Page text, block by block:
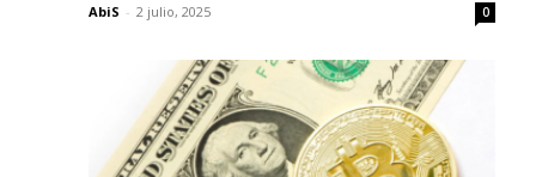
AbiS - 2 julio, 2025 0